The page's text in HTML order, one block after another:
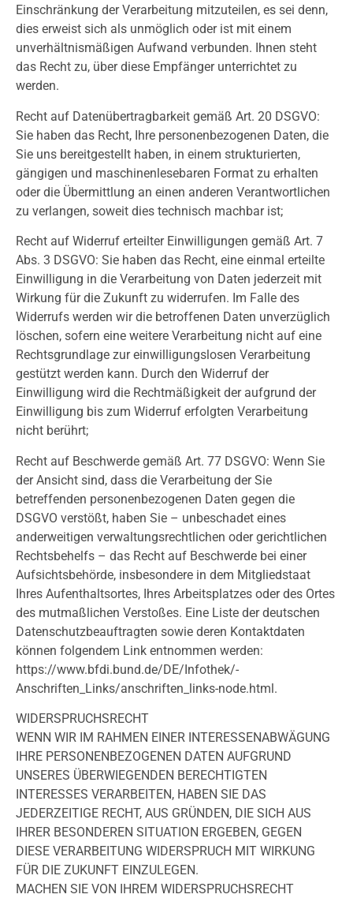
Einschränkung der Verarbeitung mitzuteilen, es sei denn,
dies erweist sich als unmöglich oder ist mit einem
unverhältnismäßigen Aufwand verbunden. Ihnen steht
das Recht zu, über diese Empfänger unterrichtet zu
werden.
Recht auf Datenübertragbarkeit gemäß Art. 20 DSGVO:
Sie haben das Recht, Ihre personenbezogenen Daten, die
Sie uns bereitgestellt haben, in einem strukturierten,
gängigen und maschinenlesebaren Format zu erhalten
oder die Übermittlung an einen anderen Verantwortlichen
zu verlangen, soweit dies technisch machbar ist;
Recht auf Widerruf erteilter Einwilligungen gemäß Art. 7
Abs. 3 DSGVO: Sie haben das Recht, eine einmal erteilte
Einwilligung in die Verarbeitung von Daten jederzeit mit
Wirkung für die Zukunft zu widerrufen. Im Falle des
Widerrufs werden wir die betroffenen Daten unverzüglich
löschen, sofern eine weitere Verarbeitung nicht auf eine
Rechtsgrundlage zur einwilligungslosen Verarbeitung
gestützt werden kann. Durch den Widerruf der
Einwilligung wird die Rechtmäßigkeit der aufgrund der
Einwilligung bis zum Widerruf erfolgten Verarbeitung
nicht berührt;
Recht auf Beschwerde gemäß Art. 77 DSGVO: Wenn Sie
der Ansicht sind, dass die Verarbeitung der Sie
betreffenden personenbezogenen Daten gegen die
DSGVO verstößt, haben Sie – unbeschadet eines
anderweitigen verwaltungsrechtlichen oder gerichtlichen
Rechtsbehelfs – das Recht auf Beschwerde bei einer
Aufsichtsbehörde, insbesondere in dem Mitgliedstaat
Ihres Aufenthaltsortes, Ihres Arbeitsplatzes oder des Ortes
des mutmaßlichen Verstoßes. Eine Liste der deutschen
Datenschutzbeauftragten sowie deren Kontaktdaten
können folgendem Link entnommen werden:
https://www.bfdi.bund.de/DE/Infothek/­
Anschriften_Links/anschriften_links-node.html.
WIDERSPRUCHSRECHT
WENN WIR IM RAHMEN EINER INTERESSENABWÄGUNG
IHRE PERSONENBEZOGENEN DATEN AUFGRUND
UNSERES ÜBERWIEGENDEN BERECHTIGTEN
INTERESSES VERARBEITEN, HABEN SIE DAS
JEDERZEITIGE RECHT, AUS GRÜNDEN, DIE SICH AUS
IHRER BESONDEREN SITUATION ERGEBEN, GEGEN
DIESE VERARBEITUNG WIDERSPRUCH MIT WIRKUNG
FÜR DIE ZUKUNFT EINZULEGEN.
MACHEN SIE VON IHREM WIDERSPRUCHSRECHT